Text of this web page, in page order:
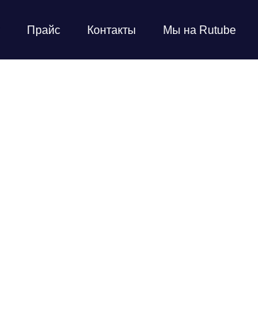
Прайс Контакты Мы на Rutube